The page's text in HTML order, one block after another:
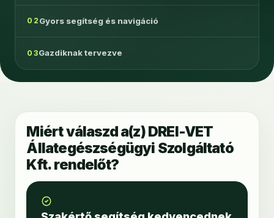
02 Gyors segítség és navigáció
03Gazdiknak tervezve
Miért válaszd a(z) DREI-VET
Állategészségügyi Szolgáltató
Kft. rendelőt?